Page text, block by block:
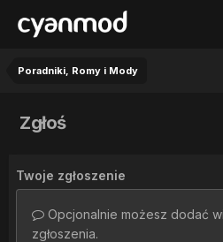
Poradniki, Romy i Mody
Zgłoś
Twoje zgłoszenie
Opcjonalnie możesz dodać
zgłoszenia.